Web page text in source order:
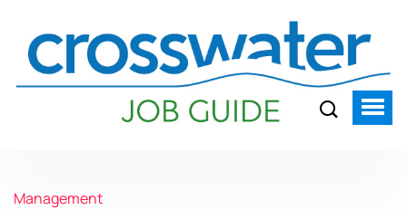
Management